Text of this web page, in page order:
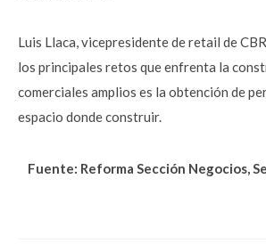
Luis Llaca, vicepresidente de retail de
los principales retos que enfrenta la
comerciales amplios es la obtención de
espacio donde construir.
Fuente: Reforma Sección Negocios,